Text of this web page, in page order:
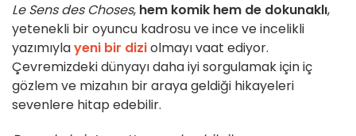
Le Sens des Choses, hem komik hem de dokunaklı,
yetenekli bir oyuncu kadrosu ve ince ve incelikli
yazımıylayeni bir diziolmayı vaat ediyor.
Çevremizdeki dünyayı daha iyi sorgulamak için iç
gözlem ve mizahın bir araya geldiği hikayeleri
sevenlere hitap edebilir.